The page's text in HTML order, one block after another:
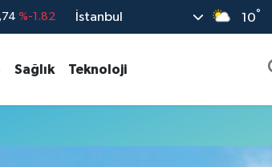
%-1.82
%0.19
%0.18
İstanbul 10°
Sağlık Teknoloji